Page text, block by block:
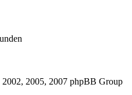
2005, 2007 phpBB Group